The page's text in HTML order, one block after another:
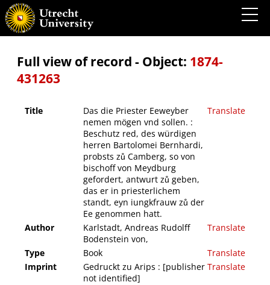
Das die Priester Eeweyber nemen mögen vnd sollen. : Beschutz red, des würdigen
herren Bartolomei Bernhardi, probsts zů Camberg, so von bischoff von Meydburg
gefordert, antwurt zů geben, das er in priesterlichem standt, eyn iungkfrauw zů der Ee
genommen hatt.
Full view of record - Object: 1874-
431263
Title
Das die Priester Eeweyber
nemen mögen vnd sollen. :
Beschutz red, des würdigen
herren Bartolomei Bernhardi,
probsts zů Camberg, so von
bischoff von Meydburg
gefordert, antwurt zů geben,
das er in priesterlichem
standt, eyn iungkfrauw zů der
Ee genommen hatt.
Translate
Author
Karlstadt, Andreas Rudolff
Bodenstein von,
Translate
Type Book
Translate
Imprint
Gedruckt zu Arips : [publisher
not identified]
Translate